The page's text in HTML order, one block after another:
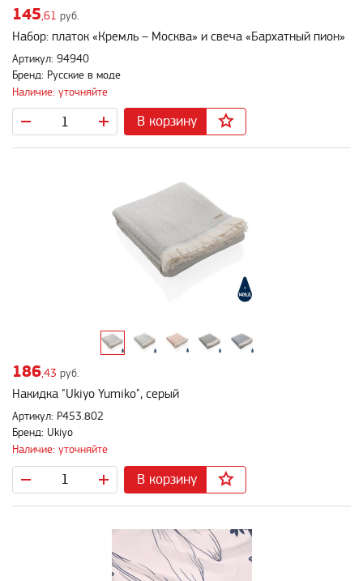
145 ,61 руб.
Набор: платок «Кремль – Москва» и свеча «Бархатный пион»
Артикул: 94940
Бренд: Русские в моде
Наличие: уточняйте
В корзину
186,43 руб.
Накидка "Ukiyo Yumiko", серый
Артикул: P453.802
Бренд: Ukiyo
Наличие: уточняйте
В корзину